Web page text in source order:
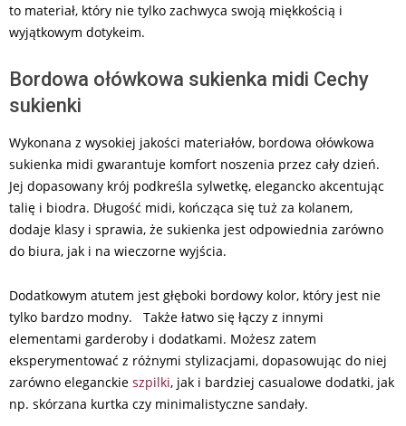
to materiał, który nie tylko zachwyca swoją miękkością i
wyjątkowym dotykeim.
Bordowa ołówkowa sukienka midi Cechy
sukienki
Wykonana z wysokiej jakości materiałów, bordowa ołówkowa
sukienka midi gwarantuje komfort noszenia przez cały dzień.
Jej dopasowany krój podkreśla sylwetkę, elegancko akcentując
talię i biodra. Długość midi, kończąca się tuż za kolanem,
dodaje klasy i sprawia, że sukienka jest odpowiednia zarówno
do biura, jak i na wieczorne wyjścia.
Dodatkowym atutem jest głęboki bordowy kolor, który jest nie
tylko bardzo modny. Także łatwo się łączy z innymi
elementami garderoby i dodatkami. Możesz zatem
eksperymentować z różnymi stylizacjami, dopasowując do niej
zarówno eleganckie szpilki, jak i bardziej casualowe dodatki, jak
np. skórzana kurtka czy minimalistyczne sandały.